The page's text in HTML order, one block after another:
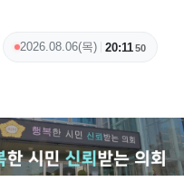
2026.08.06(목) 20:1151